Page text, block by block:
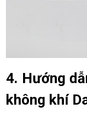
4. Hướng
không khí